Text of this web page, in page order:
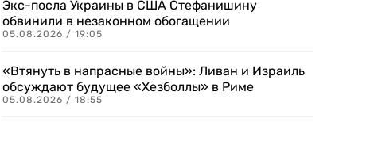
Экс-посла Украины в США Стефанишину
обвинили в незаконном обогащении
05.08.2026 / 19:05
«Втянуть в напрасные войны»: Ливан и Израиль
обсуждают будущее «Хезболлы» в Риме
05.08.2026 / 18:55